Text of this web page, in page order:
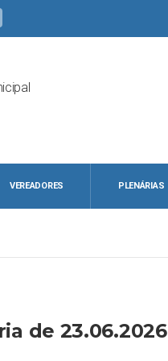
VEREADORES PLENÁRIAS
de 23.06.2026